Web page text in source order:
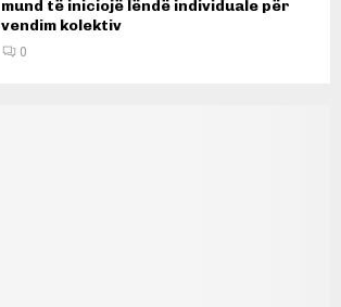
mund të iniciojë lëndë individuale për
vendim kolektiv
0